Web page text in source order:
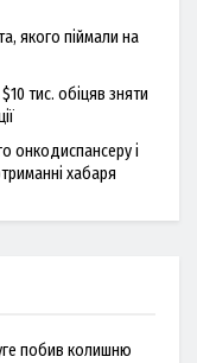
якого піймали на
тис. обіцяв зняти
онкодиспансеру і
хабаря
побив колишню